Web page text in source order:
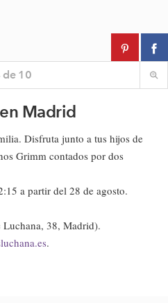
de 10
Madrid
Disfruta junto a tus hijos de
Grimm contados por dos
a partir del 28 de agosto.
Luchana, 38, Madrid).
.